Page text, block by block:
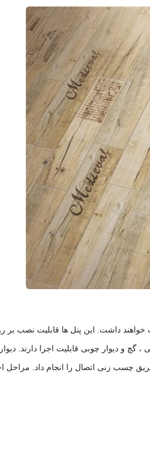
داشت. این پنل ها قابلیت نصب بر روی
گچ و دیوار چوبی قابلیت اجرا دارند.
چسب زنی اتصال را انجام داد.